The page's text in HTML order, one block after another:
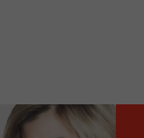
Audio
00:00